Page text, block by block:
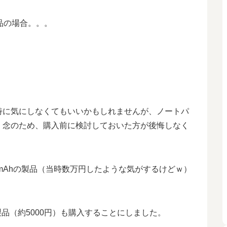
場合。。。
気にしなくてもいいかもしれませんが、ノートパ
のため、購入前に検討しておいた方が後悔しなく
の製品（当時数万円したような気がするけどｗ）
（約5000円）も購入することにしました。